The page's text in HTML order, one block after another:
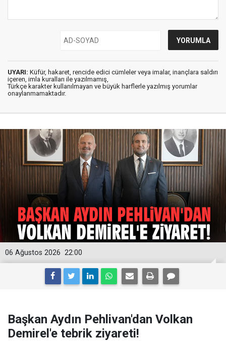
UYARI: Küfür, hakaret, rencide edici cümleler veya imalar, inançlara saldırı
içeren, imla kuralları ile yazılmamış,
Türkçe karakter kullanılmayan ve büyük harflerle yazılmış yorumlar
onaylanmamaktadır.
22:00
06 Ağustos 2026
Başkan Aydın Pehlivan'dan Volkan
Demirel'e tebrik ziyareti!